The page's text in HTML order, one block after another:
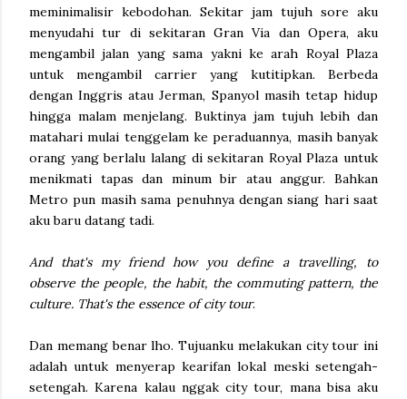
meminimalisir kebodohan. Sekitar jam tujuh sore aku
menyudahi tur di sekitaran Gran Via dan Opera, aku
mengambil jalan yang sama yakni ke arah Royal Plaza
untuk mengambil carrier yang kutitipkan. Berbeda
dengan Inggris atau Jerman, Spanyol masih tetap hidup
hingga malam menjelang. Buktinya jam tujuh lebih dan
matahari mulai tenggelam ke peraduannya, masih banyak
orang yang berlalu lalang di sekitaran Royal Plaza untuk
menikmati tapas dan minum bir atau anggur. Bahkan
Metro pun masih sama penuhnya dengan siang hari saat
aku baru datang tadi.
And that's my friend how you define a travelling, to
observe the people, the habit, the commuting pattern, the
culture. That's the essence of city tour.
Dan memang benar lho. Tujuanku melakukan city tour ini
adalah untuk menyerap kearifan lokal meski setengah-
setengah. Karena kalau nggak city tour, mana bisa aku